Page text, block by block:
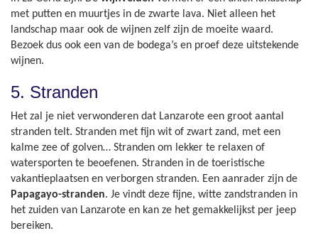
met putten en muurtjes in de zwarte lava. Niet alleen het
landschap maar ook de wijnen zelf zijn de moeite waard.
Bezoek dus ook een van de bodega’s en proef deze uitstekende
wijnen.
5. Stranden
Het zal je niet verwonderen dat Lanzarote een groot aantal
stranden telt. Stranden met fijn wit of zwart zand, met een
kalme zee of golven… Stranden om lekker te relaxen of
watersporten te beoefenen. Stranden in de toeristische
vakantieplaatsen en verborgen stranden. Een aanrader zijn de
Papagayo-stranden. Je vindt deze fijne, witte zandstranden in
het zuiden van Lanzarote en kan ze het gemakkelijkst per jeep
bereiken.